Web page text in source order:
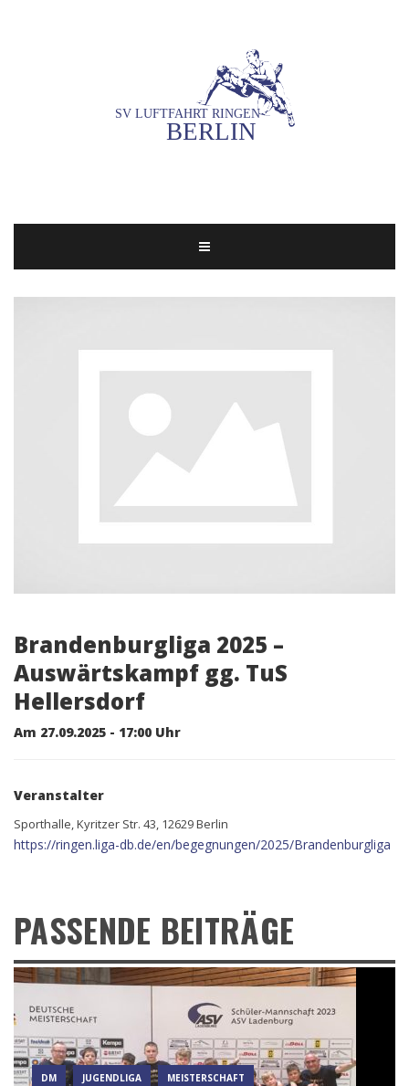
Brandenburgliga 2025 –
Auswärtskampf gg. TuS
Hellersdorf
Am 27.09.2025 - 17:00 Uhr
Veranstalter
Sporthalle, Kyritzer Str. 43, 12629 Berlin
https://ringen.liga-db.de/en/begegnungen/2025/Brandenburgliga
PASSENDE BEITRÄGE
DM JUGENDLIGA MEISTERSCHAFT